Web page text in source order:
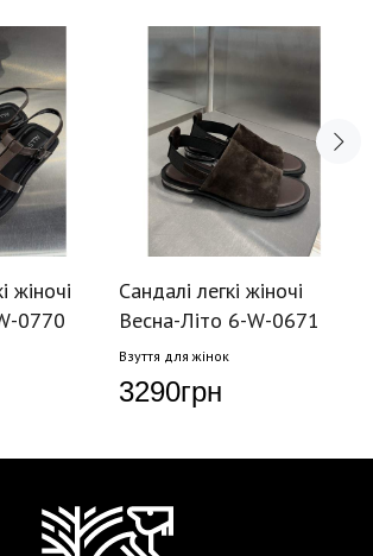
жіночі
0770
Сандалі легкі жіночі
Весна-Літо 6-W-0671
Взуття для жінок
3290грн